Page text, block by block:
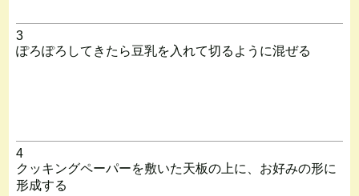
3
ぽろぽろしてきたら豆乳を入れて切るように混ぜる
4
クッキングペーパーを敷いた天板の上に、お好みの形に
形成する